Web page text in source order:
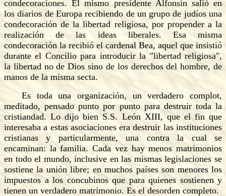
condecoraciones. El mismo presidente Alfonsín salió en
los diarios de Europa recibiendo de un grupo de judíos una
condecoración de la libertad religiosa, por propender a la
realización de las ideas liberales. Esa misma
condecoración la recibió el cardenal Bea, aquel que insistió
durante el Concilio para introducir la "libertad religiosa",
la libertad no de Dios sino de los derechos del hombre, de
manos de la misma secta.
Es toda una organización, un verdadero complot,
meditado, pensado punto por punto para destruir toda la
cristiandad. Lo dijo bien S.S. León XIII, que el fin que
interesaba a estas asociaciones era destruir las instituciones
cristianas y particularmente, una contra la cual se
encaminan: la familia. Cada vez hay menos matrimonios
en todo el mundo, inclusive en las mismas legislaciones se
sostiene la unión libre; en muchos países son menores los
impuestos a los concubinos que para quienes sostienen y
tienen un verdadero matrimonio. Es el desorden completo.